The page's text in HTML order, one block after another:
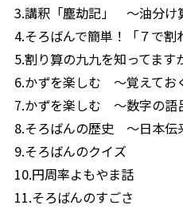
3.講釈「塵劫記」 ～油分け
4.そろばんで簡単！「７で割
5.割り算の九九を知ってます
6.かずを楽しむ ～覚えてお
7.かずを楽しむ ～数字の語
8.そろばんの歴史 ～日本伝
9.そろばんのクイズ
10.円周率よもやま話
11.そろばんのすごさ